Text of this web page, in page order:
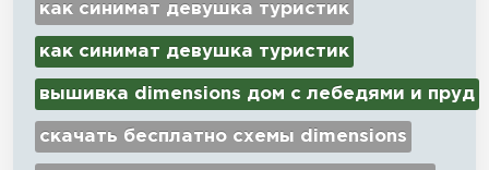
как синимат девушка туристик
как синимат девушка туристик
вышивка dimensions дом с лебедями и пруд
скачать бесплатно схемы dimensions